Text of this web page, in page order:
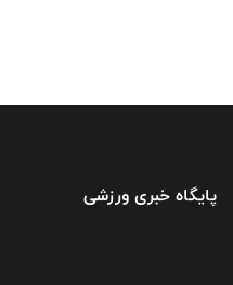
پایگاه خبری ورزشی